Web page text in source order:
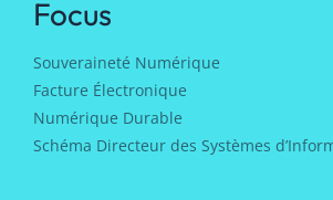
Focus
Souveraineté Numérique
Facture Électronique
Numérique Durable
Schéma Directeur des Systèmes